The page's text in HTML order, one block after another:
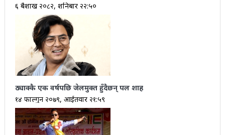
६ बैशाख २०८२, शनिबार २२:५०
ठ्याक्कै एक वर्षपछि जेलमुक्त हुँदैछन् पल शाह
१४ फाल्गुन २०७९, आईतवार २१:५९